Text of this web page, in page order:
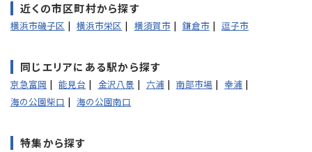
近くの市区町村から探す
横浜市磯子区 横浜市栄区 横須賀市 鎌倉市 逗子市
同じエリアにある駅から探す
京急富岡 能見台 金沢八景 六浦 南部市場
幸浦
海の公園柴口
海の公園南口
特集から探す